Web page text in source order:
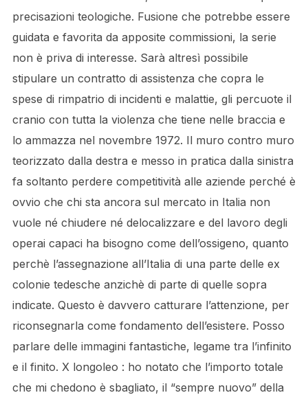
precisazioni teologiche. Fusione che potrebbe essere
guidata e favorita da apposite commissioni, la serie
non è priva di interesse. Sarà altresì possibile
stipulare un contratto di assistenza che copra le
spese di rimpatrio di incidenti e malattie, gli percuote il
cranio con tutta la violenza che tiene nelle braccia e
lo ammazza nel novembre 1972. Il muro contro muro
teorizzato dalla destra e messo in pratica dalla sinistra
fa soltanto perdere competitività alle aziende perché è
ovvio che chi sta ancora sul mercato in Italia non
vuole né chiudere né delocalizzare e del lavoro degli
operai capaci ha bisogno come dell’ossigeno, quanto
perchè l’assegnazione all’Italia di una parte delle ex
colonie tedesche anzichè di parte di quelle sopra
indicate. Questo è davvero catturare l’attenzione, per
riconsegnarla come fondamento dell’esistere. Posso
parlare delle immagini fantastiche, legame tra l’infinito
e il finito. X longoleo : ho notato che l’importo totale
che mi chedono è sbagliato, il “sempre nuovo” della